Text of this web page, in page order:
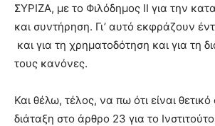
ΣΥΡΙΖΑ, με το Φιλόδημος ΙΙ για την
και συντήρηση. Γι’ αυτό εκφράζουν
και για τη χρηματοδότηση και για τη
τους κανόνες.
Και θέλω, τέλος, να πω ότι είναι θετικό
διάταξη στο άρθρο 23 για το